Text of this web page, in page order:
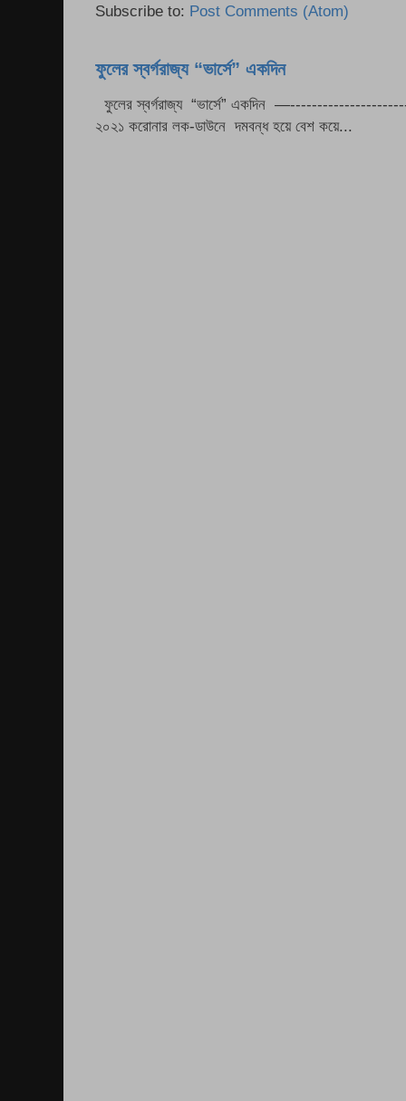
Subscribe to: Post Comments (Atom)
ফুলের স্বর্গরাজ্য “ভার্সে” একদিন
ফুলের স্বর্গরাজ্য “ভার্সে” একদিন
২০২১ করোনার লক-ডাউনে দমবন্ধ হয়ে বেশ কয়ে...